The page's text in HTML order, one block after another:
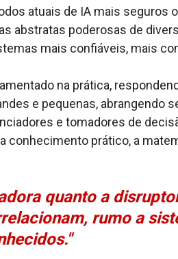
atuais de IA mais
abstratas poderosas de
mais confiáveis, mais
na prática,
e pequenas,
e tomadores de
conhecimento prático, a
quanto a
rumo a